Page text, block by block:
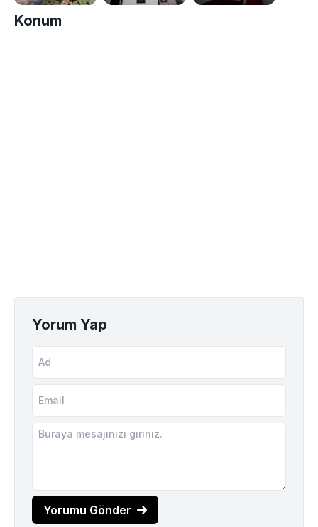
Konum
Yorum Yap
Yorumu Gönder